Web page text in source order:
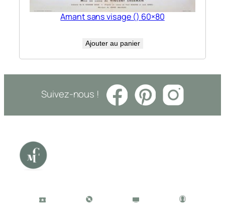
Amant sans visage () 60×80
Ajouter au panier
Suivez-nous !